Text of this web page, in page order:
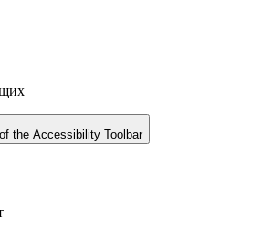
the Accessibility Toolbar